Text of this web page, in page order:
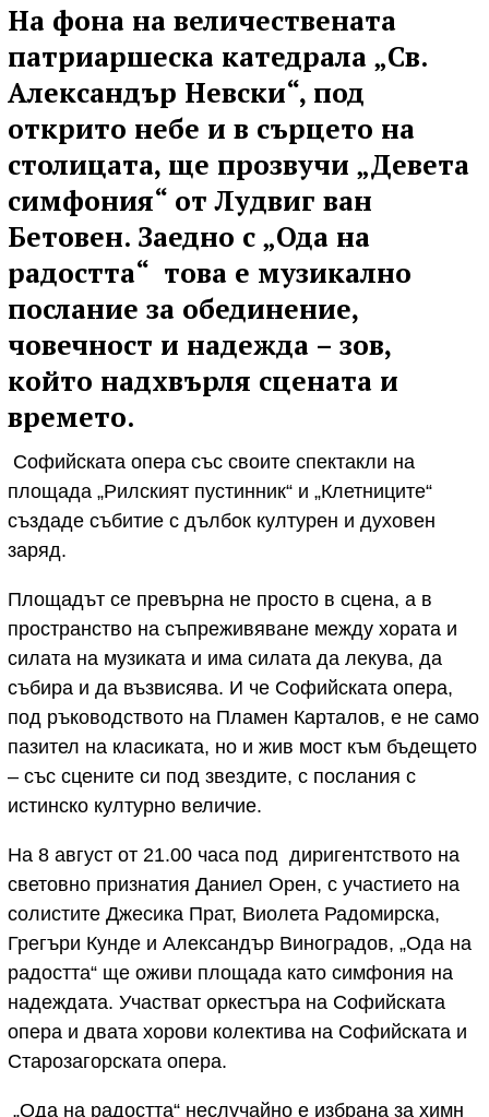
На фона на величествената
патриаршеска катедрала „Св.
Александър Невски“, под
открито небе и в сърцето на
столицата, ще прозвучи „Девета
симфония“ от Лудвиг ван
Бетовен. Заедно с „Ода на
радостта“ това е музикално
послание за обединение,
човечност и надежда – зов,
който надхвърля сцената и
времето.
Софийската опера със своите спектакли на
площада „Рилският пустинник“ и „Клетниците“
създаде събитие с дълбок културен и духовен
заряд.
Площадът се превърна не просто в сцена, а в
пространство на съпреживяване между хората и
силата на музиката и има силата да лекува, да
събира и да възвисява. И че Софийската опера,
под ръководството на Пламен Карталов, е не само
пазител на класиката, но и жив мост към бъдещето
– със сцените си под звездите, с послания с
истинско културно величие.
На 8 август от 21.00 часа под диригентството на
световно признатия Даниел Орен, с участието на
солистите Джесика Прат, Виолета Радомирска,
Грегъри Кунде и Александър Виноградов, „Ода на
радостта“ ще оживи площада като симфония на
надеждата. Участват оркестъра на Софийската
опера и двата хорови колектива на Софийската и
Старозагорската опера.
„Ода на радостта“ неслучайно е избрана за химн